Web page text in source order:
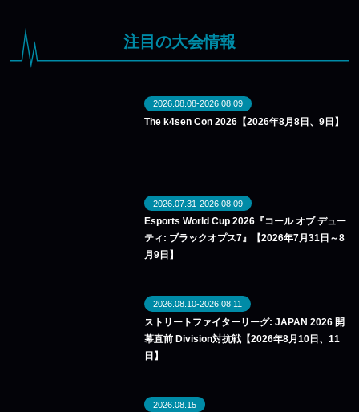
注目の大会情報
2026.08.08-2026.08.09
The k4sen Con 2026【2026年8月8日、9日】
2026.07.31-2026.08.09
Esports World Cup 2026『コール オブ デュー
ティ: ブラックオプス7』【2026年7月31日～8
月9日】
2026.08.10-2026.08.11
ストリートファイターリーグ: JAPAN 2026 開
幕直前 Division対抗戦【2026年8月10日、11
日】
2026.08.15